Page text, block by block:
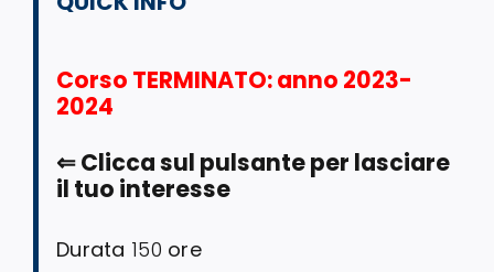
Corso TERMINATO: anno 2023-
2024
⇐Clicca sul pulsante per lasciare
il tuo interesse
Durata 150 ore